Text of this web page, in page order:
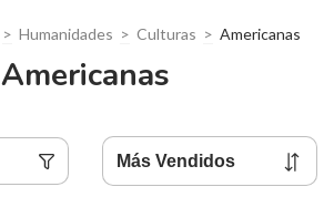
> Humanidades > Culturas > Americanas
Americanas